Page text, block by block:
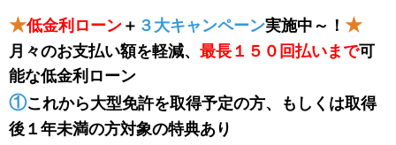
★低金利ローン ＋ ３大キャンペーン実施中～！ ★
月々のお支払い額を軽減、 最長１５０回払いまで可
能な低金利ローン
①これから大型免許を取得予定の方、もしくは取得
後１年未満の方対象の特典あり